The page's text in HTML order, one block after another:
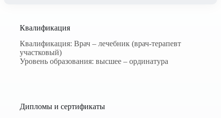
Квалификация
Квалификация: Врач – лечебник (врач-терапевт
участковый)
Уровень образования: высшее – ординатура
Дипломы и сертификаты